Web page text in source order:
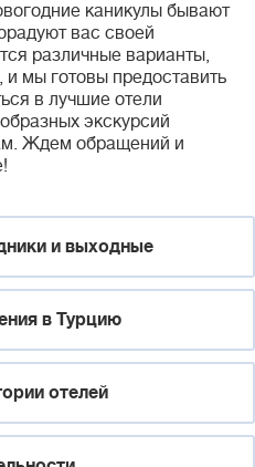
каникулы бывают
вас своей
различные варианты,
мы готовы предоставить
в лучшие отели
экскурсий
Ждем обращений и
и выходные
в Турцию
отелей